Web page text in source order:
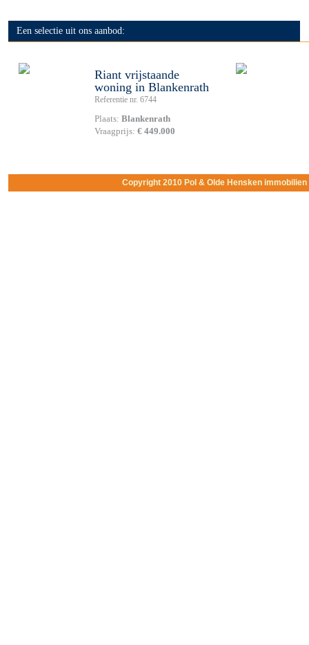
Een selectie uit ons aanbod:
Riant vrijstaande
woning in Blankenrath
Referentie nr. 6744
Plaats: Blankenrath
Vraagprijs: € 449.000
Copyright 2010 Pol & Olde Hensken